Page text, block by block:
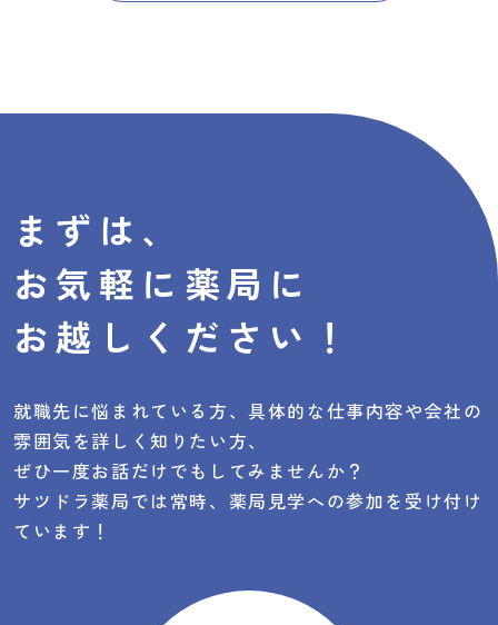
まずは、
お気軽に 薬局に
お越しください！
就職先に悩まれている方、具体的な仕事内容や会社の
雰囲気を詳しく知りたい方、
ぜひ一度お話だけでもしてみませんか？
サツドラ薬局では常時、薬局見学への参加を受け付け
ています！